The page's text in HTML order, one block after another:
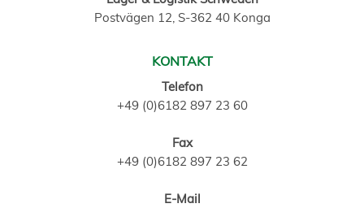
Postvägen 12, S-362 40 Konga
KONTAKT
Telefon
+49 (0)6182 897 23 60
Fax
+49 (0)6182 897 23 62
E-Mail